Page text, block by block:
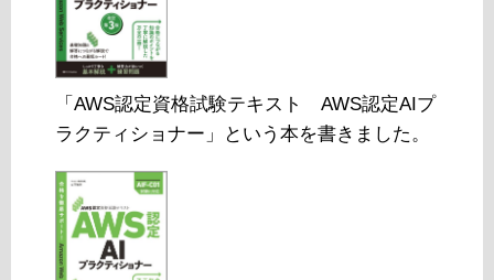
「AWS認定資格試験テキスト AWS認定AIプ
ラクティショナー」という本を書きました。